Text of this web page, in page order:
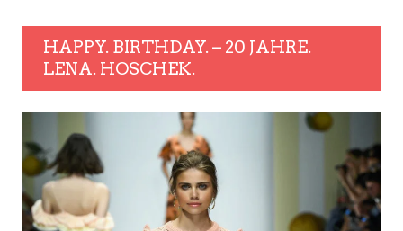
HAPPY. BIRTHDAY. – 20 JAHRE.
LENA. HOSCHEK.